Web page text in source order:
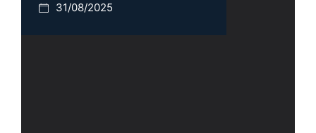
31/08/2025